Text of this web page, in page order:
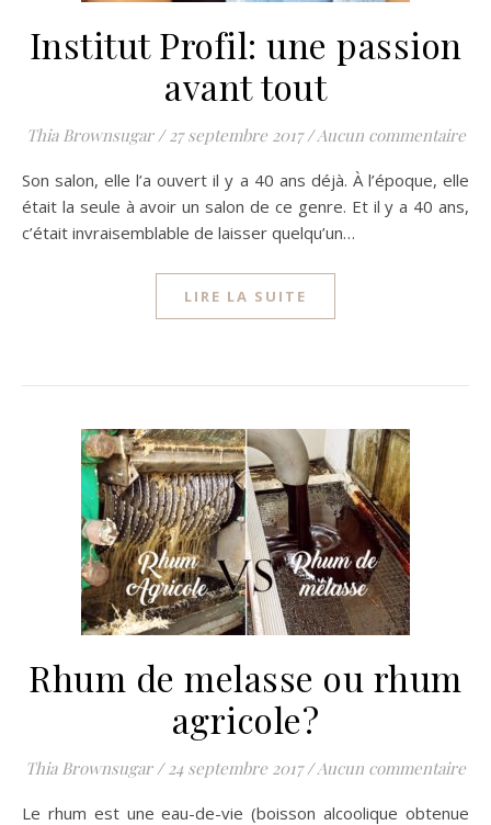
Institut Profil: une passion
avant tout
Thia Brownsugar / 27 septembre 2017 /Aucun commentaire
Son salon, elle l’a ouvert il y a 40 ans déjà. À l’époque, elle
était la seule à avoir un salon de ce genre. Et il y a 40 ans,
c’était invraisemblable de laisser quelqu’un…
LIRE LA SUITE
Rhum de melasse ou rhum
agricole?
Thia Brownsugar / 24 septembre 2017 /Aucun commentaire
Le rhum est une eau-de-vie (boisson alcoolique obtenue